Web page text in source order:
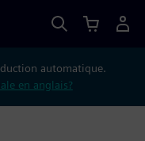
automatique.
en anglais?